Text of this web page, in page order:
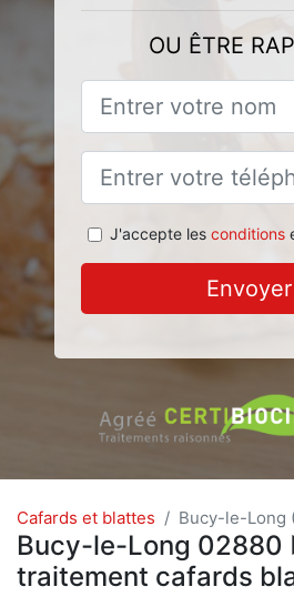
OU ÊTRE
J'accepte les conditions
Envoyer
Cafards et blattes Bucy-le-Long
Bucy-le-Long 02880
traitement cafards